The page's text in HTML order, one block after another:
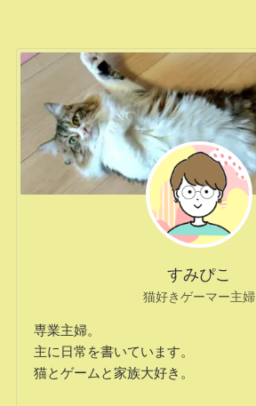
すみぴこ
猫好きゲーマー主婦
専業主婦。
主に日常を書いています。
猫とゲームと家族大好き。